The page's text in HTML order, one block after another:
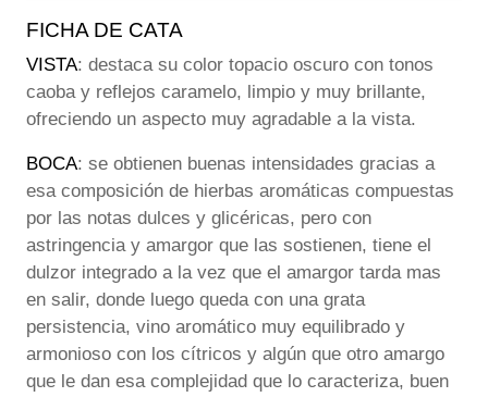
FICHA DE CATA
VISTA: destaca su color topacio oscuro con tonos
caoba y reflejos caramelo, limpio y muy brillante,
ofreciendo un aspecto muy agradable a la vista.
BOCA: se obtienen buenas intensidades gracias a
esa composición de hierbas aromáticas compuestas
por las notas dulces y glicéricas, pero con
astringencia y amargor que las sostienen, tiene el
dulzor integrado a la vez que el amargor tarda mas
en salir, donde luego queda con una grata
persistencia, vino aromático muy equilibrado y
armonioso con los cítricos y algún que otro amargo
que le dan esa complejidad que lo caracteriza, buen